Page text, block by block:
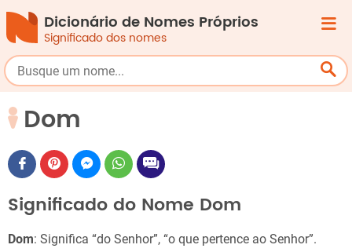
Dicionário de Nomes Próprios
Significado dos nomes
Dom
Significado do Nome Dom
Dom: Significa “do Senhor”, “o que pertence ao Senhor”.